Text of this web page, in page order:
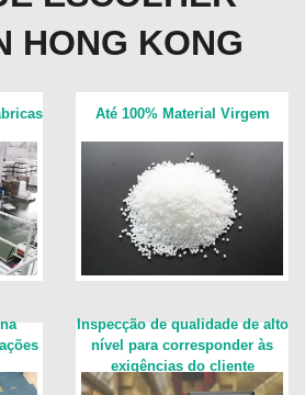
HONG KONG
Até 100% Material Virgem
Inspecção de qualidade de alto
nível para corresponder às
exigências do cliente